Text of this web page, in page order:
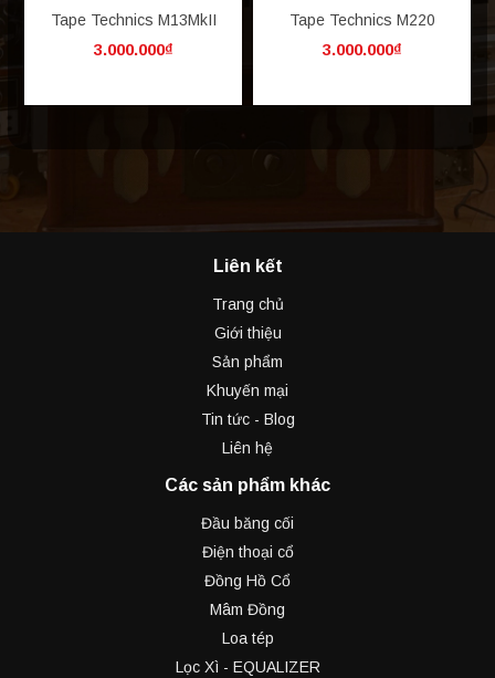
Tape Technics M13MkII
3.000.000₫
Tape Technics M220
3.000.000₫
Liên kết
Trang chủ
Giới thiệu
Sản phẩm
Khuyến mại
Tin tức - Blog
Liên hệ
Các sản phẩm khác
Đầu băng cối
Điện thoại cổ
Đồng Hồ Cổ
Mâm Đồng
Loa tép
Lọc Xì - EQUALIZER